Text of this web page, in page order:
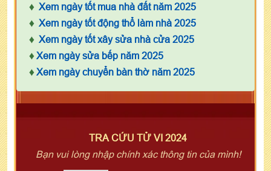
♦ Xem ngày tốt mua nhà đất năm 2025
♦ Xem ngày tốt động thổ làm nhà 2025
♦ Xem ngày tốt xây sửa nhà cửa 2025
♦ Xem ngày sửa bếp năm 2025
♦ Xem ngày chuyển bàn thờ năm 2025
TRA CỨU TỬ VI 2024
Bạn vui lòng nhập chính xác thông tin của mình!